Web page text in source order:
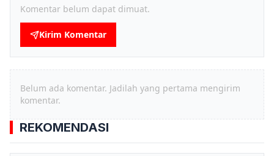
Komentar belum dapat dimuat.
Kirim Komentar
Belum ada komentar. Jadilah yang pertama mengirim
komentar.
REKOMENDASI